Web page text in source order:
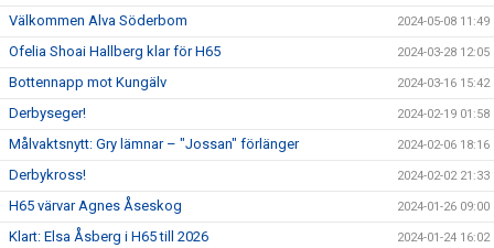
Välkommen Alva Söderbom 2024-05-08 11:49
Ofelia Shoai Hallberg klar för H65 2024-03-28 12:05
Bottennapp mot Kungälv 2024-03-16 15:42
Derbyseger! 2024-02-19 01:58
Målvaktsnytt: Gry lämnar – "Jossan" förlänger 2024-02-06 18:16
Derbykross! 2024-02-02 21:33
H65 värvar Agnes Åseskog 2024-01-26 09:00
Klart: Elsa Åsberg i H65 till 2026 2024-01-24 16:02